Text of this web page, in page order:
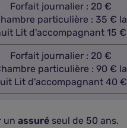
Forfait journalier : 20 €
particulière : 35 € la
Lit d'accompagnant 15 €
Forfait journalier : 20 €
particulière : 90 € la
Lit d'accompagnant 40 €
un assuré seul de 50 ans.